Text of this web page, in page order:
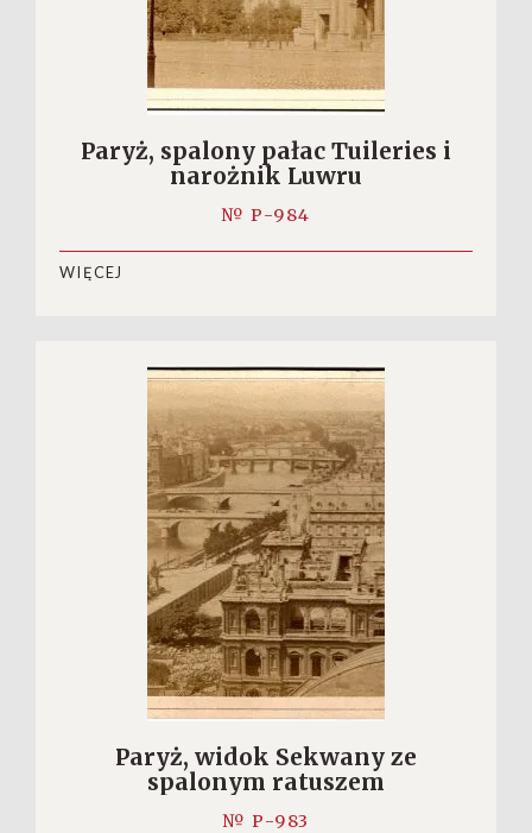
Paryż, spalony pałac Tuileries i
narożnik Luwru
№ P-984
WIĘCEJ
Paryż, widok Sekwany ze
spalonym ratuszem
№ P-983